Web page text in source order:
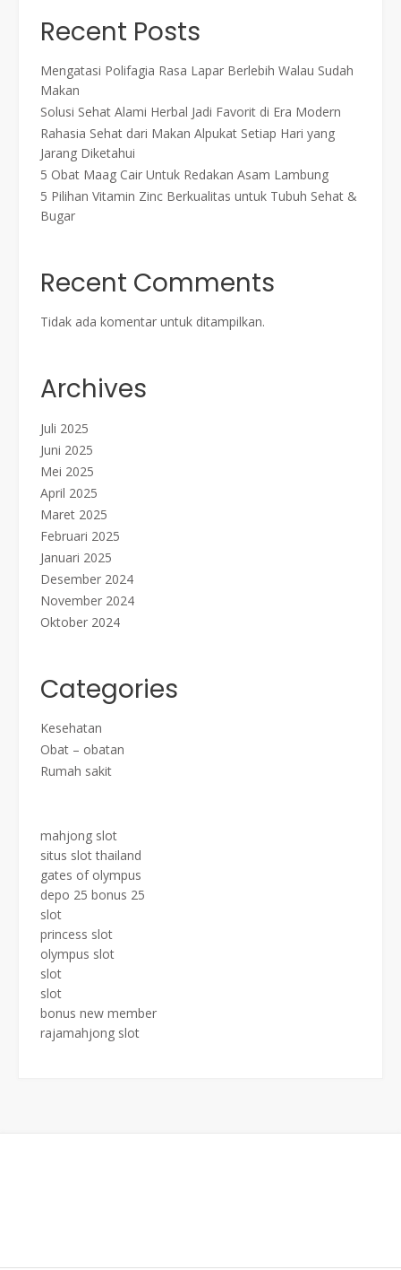
Recent Posts
Mengatasi Polifagia Rasa Lapar Berlebih Walau Sudah
Makan
Solusi Sehat Alami Herbal Jadi Favorit di Era Modern
Rahasia Sehat dari Makan Alpukat Setiap Hari yang
Jarang Diketahui
5 Obat Maag Cair Untuk Redakan Asam Lambung
5 Pilihan Vitamin Zinc Berkualitas untuk Tubuh Sehat &
Bugar
Recent Comments
Tidak ada komentar untuk ditampilkan.
Archives
Juli 2025
Juni 2025
Mei 2025
April 2025
Maret 2025
Februari 2025
Januari 2025
Desember 2024
November 2024
Oktober 2024
Categories
Kesehatan
Obat – obatan
Rumah sakit
mahjong slot
situs slot thailand
gates of olympus
depo 25 bonus 25
slot
princess slot
olympus slot
slot
slot
bonus new member
rajamahjong slot